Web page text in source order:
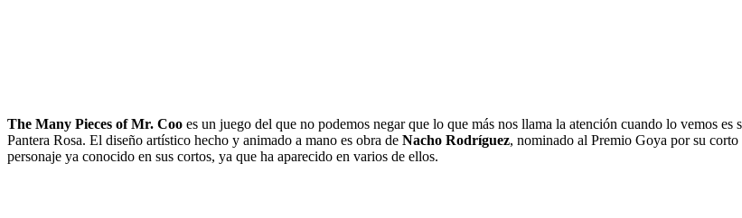
The Many Pieces of Mr. Coo es un juego del que no podemos negar que lo que más nos llama la atención cuando lo vemos
Pantera Rosa. El diseño artístico hecho y animado a mano es obra de Nacho Rodríguez, nominado al Premio Goya por su
personaje ya conocido en sus cortos, ya que ha aparecido en varios de ellos.